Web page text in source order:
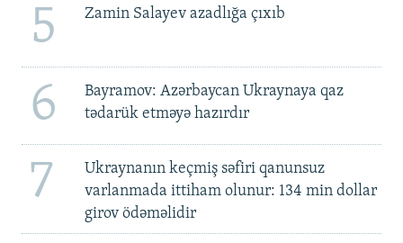
5 Zamin Salayev azadlığa çıxıb
6
Bayramov: Azərbaycan Ukraynaya qaz
tədarük etməyə hazırdır
7
Ukraynanın keçmiş səfiri qanunsuz
varlanmada ittiham olunur: 134 min dollar
girov ödəməlidir